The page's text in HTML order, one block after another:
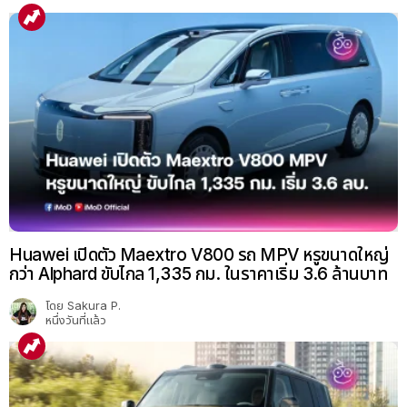
Huawei เปิดตัว Maextro V800 รถ MPV หรูขนาดใหญ่
กว่า Alphard ขับไกล 1,335 กม. ในราคาเริ่ม 3.6 ล้านบาท
โดย Sakura P.
หนึ่งวันที่แล้ว